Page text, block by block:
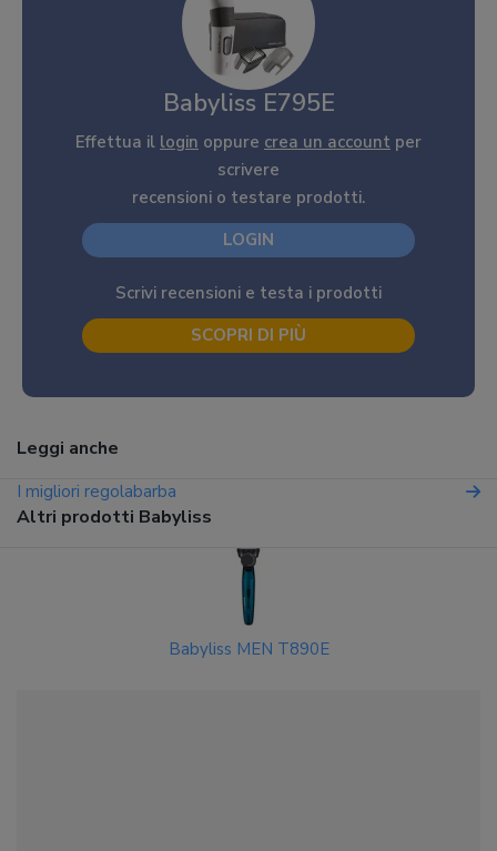
Babyliss E795E
Effettua il login oppure crea un account per
scrivere
recensioni o testare prodotti.
LOGIN
Scrivi recensioni e testa i prodotti
SCOPRI DI PIÙ
Leggi anche
I migliori regolabarba
Altri prodotti Babyliss
Babyliss MEN T890E